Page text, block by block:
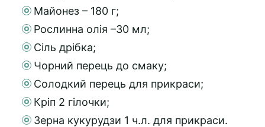
Майонез – 180 г;
Рослинна олія –30 мл;
Сіль дрібка;
Чорний перець до смаку;
Солодкий перець для прикраси;
Кріп 2 гілочки;
Зерна кукурудзи 1 ч.л. для прикраси.